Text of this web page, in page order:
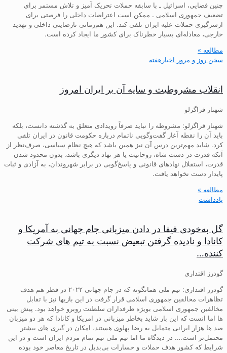
چنین فضایی، اسرائیل ـ با سابقه حملات تحریک آمیز و تلاش مستمر برای
تضعیف جمهوری اسلامی ـ ممکن است اعتراضات داخلی را فرصتی برای
ازسرگیری حملات علیه ایران تلقی کند. این هم‌زمانی نارضایتی داخلی و تهدید
خارجی، معادله‌ای بسیار خطرناک برای کشور ما ایجاد کرده است.
مطالعه »
سخن روز و مرور اخبارهفته
انقلاب مشروطیت و سایه آن بر ایران امروز
شهناز قراگزلو
شهناز قراگزلو: مشروطه را نباید صرفاً رویدادی متعلق به گذشته دانست، بلکه
باید آن را نقطه آغاز گفت‌وگویی ناتمام درباره حکومت قانون در ایران تلقی
کرد. شاید مهم‌ترین درس آن نیز همین باشد که هیچ نظام سیاسی، صرف‌نظر از
آنکه قدرت در دست شاه، روحانیت یا هر نهاد دیگری باشد، بدون محدود شدن
قدرت، استقلال نهادهای قانونی و پاسخ‌گویی در برابر شهروندان، به آزادی و ثبات
پایدار دست نخواهد یافت.
مطالعه »
یادداشت
گل به‌خودی فیفا در دادن میزبانی جام جهانی به آمریکا و
کانادا و نادیده گرفتن تبعیض نسبت به تیم های شرکت
کننده…
گودرز اقتداری
گودرز اقتداری: تیم ملی همانگونه که در جام جهانی ۲۰۲۲ در قطر هم هدف
تظاهرات مخالفین جمهوری اسلامی قرار گرفت در این بازیها نیز با تقابل
مخالفین جمهوری اسلامی بویژه طرفداران سلطنت روبرو خواهذ بود. پیش بینی
ها اما انست که این بار شاید بخاطر میزبانی در امریکا و کانادا که هر دو میزبان
صد ها هزار ایرانی متمایل به رضا پهلوی هستند، امکان در گیری های بیشتر
محتمل‌تر است…. در دیدگاه ما اما تیم ملی تیم تمام مردم ایران است و در این
شرایط که کشور هدف حملات و خسارات بی‌بدیل در تاریخ معاصر خود بوده